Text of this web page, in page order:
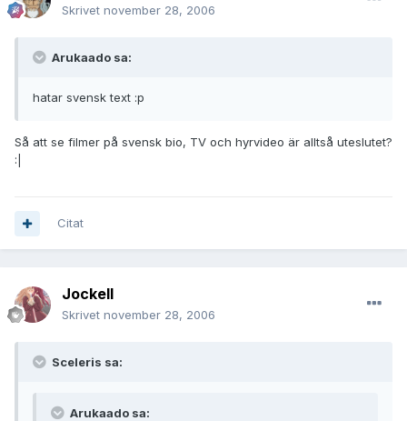
Skrivet november 28, 2006
Arukaado sa:
hatar svensk text :p
Så att se filmer på svensk bio, TV och hyrvideo är alltså uteslutet?
:|
Citat
JockeII
Skrivet november 28, 2006
Sceleris sa:
Arukaado sa: